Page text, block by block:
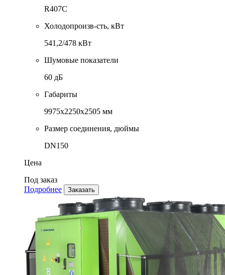
R407C
Холодопроизв-сть, кВт
541,2/478 кВт
Шумовые показатели
60 дБ
Габариты
9975x2250x2505 мм
Размер соединения, дюймы
DN150
Цена
Под заказ
Подробнее
Заказать